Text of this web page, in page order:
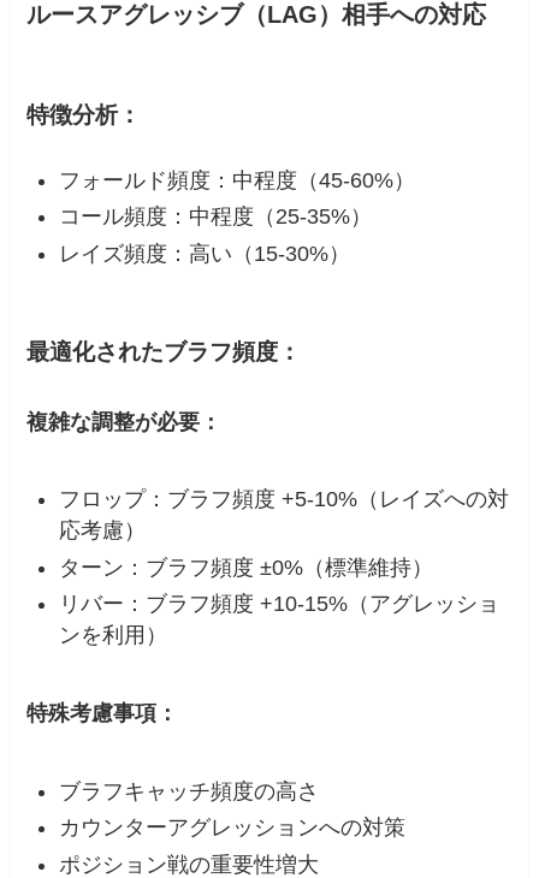
ルースアグレッシブ（LAG）相手への対応
特徴分析：
フォールド頻度：中程度（45-60%）
コール頻度：中程度（25-35%）
レイズ頻度：高い（15-30%）
最適化されたブラフ頻度：
複雑な調整が必要：
フロップ：ブラフ頻度 +5-10%（レイズへの対
応考慮）
ターン：ブラフ頻度 ±0%（標準維持）
リバー：ブラフ頻度 +10-15%（アグレッショ
ンを利用）
特殊考慮事項：
ブラフキャッチ頻度の高さ
カウンターアグレッションへの対策
ポジション戦の重要性増大